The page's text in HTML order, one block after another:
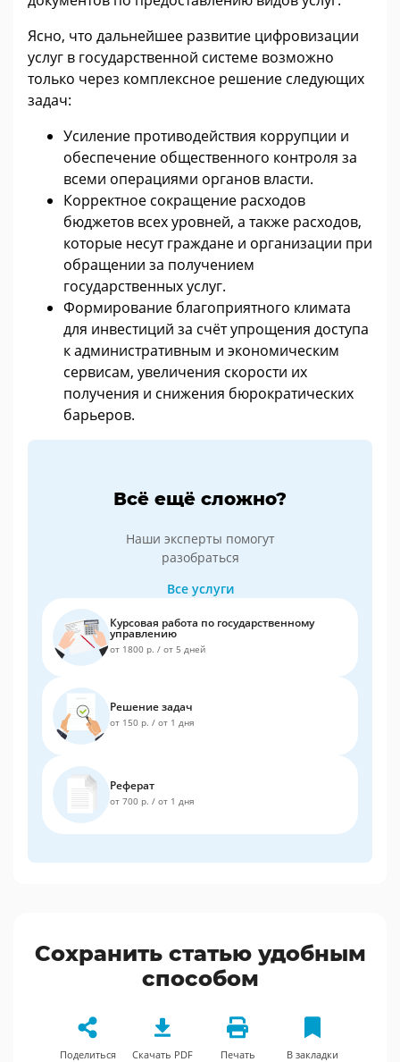
Ясно, что дальнейшее развитие цифровизации
услуг в государственной системе возможно
только через комплексное решение следующих
задач:
Усиление противодействия коррупции и
обеспечение общественного контроля за
всеми операциями органов власти.
Корректное сокращение расходов
бюджетов всех уровней, а также расходов,
которые несут граждане и организации при
обращении за получением
государственных услуг.
Формирование благоприятного климата
для инвестиций за счёт упрощения доступа
к административным и экономическим
сервисам, увеличения скорости их
получения и снижения бюрократических
барьеров.
Всё ещё сложно?
Наши эксперты помогут
разобраться
Все услуги
Курсовая работа по государственному
управлению
от 1800 р. / от 5 дней
Решение задач
от 150 р. / от 1 дня
Реферат
от 700 р. / от 1 дня
Сохранить статью удобным
способом
Поделиться Скачать PDF Печать В закладки